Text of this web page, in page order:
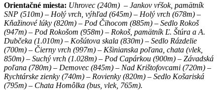
Orientačné miesta: Uhrovec (240m) – Jankov vŕšok, pamätník
SNP (510m) – Holý vrch, výhľad (645m) – Holý vrch (678m) –
Kňažinové lúky (820m) – Pod Čihocom (885m) – Sedlo Rokoš
(947m) – Pod Rokošom (958m) – Rokoš, pamätník Ľ. Štúra a A.
Dubčeka (1.010m) – Košútova skala (830m) – Sedlo Rázdelie
(700m) – Čierny vrch (997m) – Kšinianska poľana, chata (vlek,
850m) – Suchý vrch (1.028m) – Pod Capárkou (900m) – Závadská
poľana (780m) – Demovec (845m) – Nad Krištofovcami (720m) –
Rychtárske zienky (740m) – Rovienky (820m) – Sedlo Košariská
(795m) – Chata Homôlka (bus, vlek, 765m).